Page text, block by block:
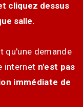
cliquez dessus
salle.
qu'une demande
internet n'est pas
immédiate de